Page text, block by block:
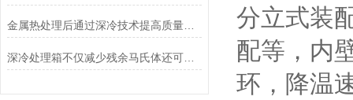
金属热处理后通过深冷技术提高质量、延长寿命、降低生产成本
深冷处理箱不仅减少残余马氏体还可以析出碳化物颗粒
分立式装
配等，内
环，降温